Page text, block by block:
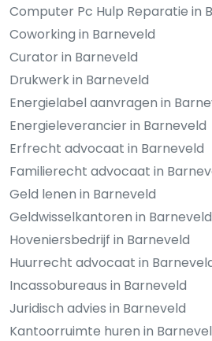
Computer Pc Hulp Reparatie in
Coworking in Barneveld
Curator in Barneveld
Drukwerk in Barneveld
Energielabel aanvragen in
Energieleverancier in Barneveld
Erfrecht advocaat in Barneveld
Familierecht advocaat in
Geld lenen in Barneveld
Geldwisselkantoren in Barneveld
Hoveniersbedrijf in Barneveld
Huurrecht advocaat in
Incassobureaus in Barneveld
Juridisch advies in Barneveld
Kantoorruimte huren in